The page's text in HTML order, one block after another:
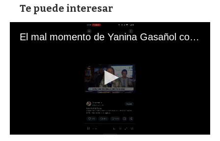
Te puede interesar
El mal momento de Yanina Gasañol con un hincha argentino en "Subrayado"